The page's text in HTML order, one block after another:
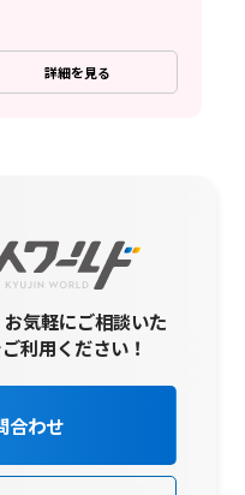
詳細を見る
気軽にご相談いた
利用ください！
合わせ